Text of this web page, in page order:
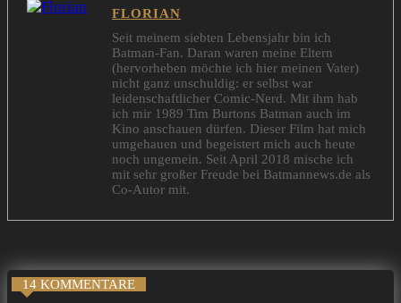
FLORIAN
Seit meinem siebten Lebensjahr bin ich
Batman-Fan. Daran waren meine Eltern
(hervorheben möchte ich hier meinen Vater)
nicht ganz unschuldig: er selbst war
leidenschaftlicher Comic-Nerd. Mit ihm hab
ich mir 1989 Tim Burtons Batman auch im
Kino anschauen dürfen. Dieser Film hat mich
umgehauen und begeistert mich auch heute
noch ungemein. Seit April 2018 mische ich
mit sehr großer Freude bei Batmannews.de als
Co-Autor mit.
14 KOMMENTARE